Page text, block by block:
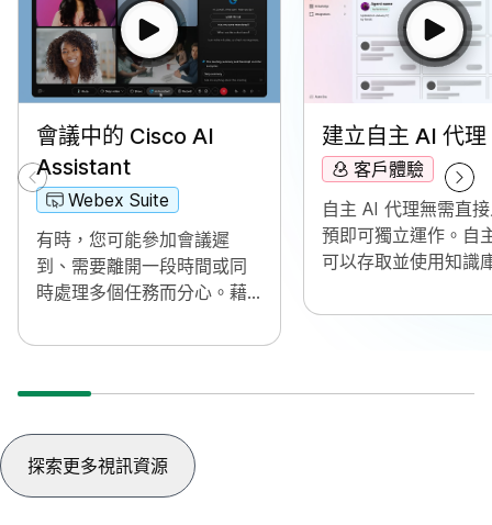
會議中的 Cisco AI
Assistant
Webex Suite
有時，您可能參加會議遲
到、需要離開一段時間或同
時處理多個任務而分心。藉
您可以快速追趕上錯過的內
擾會議的情況下提問，以及
會在會議後收到摘要和轉錄
文字，而無需進行記錄。
建立自主 AI 代理
客戶體驗
自主 AI 代理無需直
預即可獨立運作。自
可以存取並使用知識
且準確的答案。這些
學習，並調整其行動
探索更多視訊資源